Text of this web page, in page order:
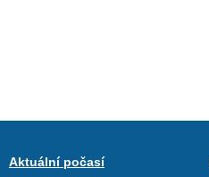
Aktuální počasí